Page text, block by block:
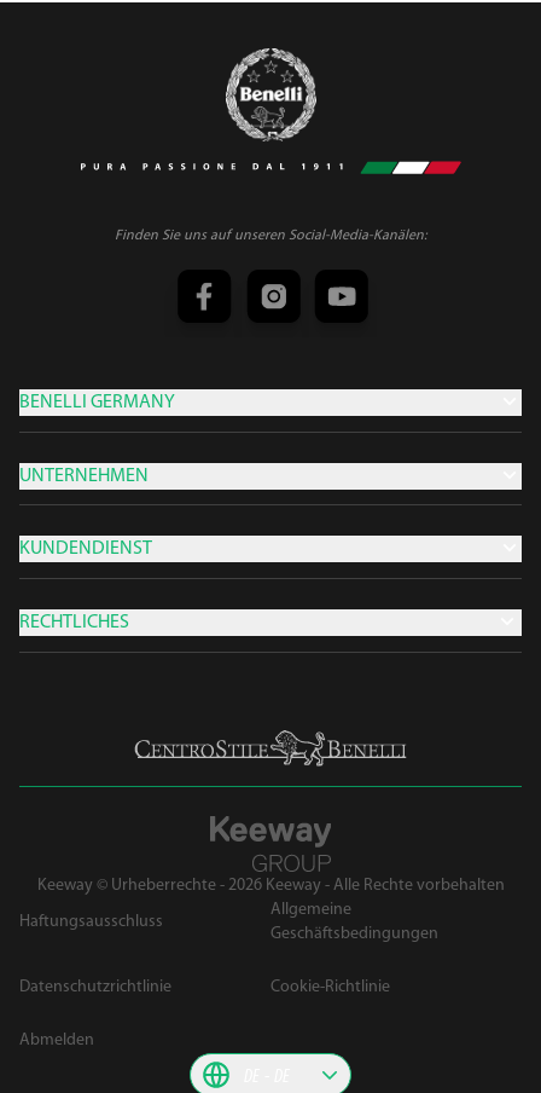
Finden Sie uns auf unseren Social-Media-Kanälen:
BENELLI GERMANY
UNTERNEHMEN
KUNDENDIENST
RECHTLICHES
Keeway © Urheberrechte - 2026 Keeway - Alle Rechte vorbehalten
Haftungsausschluss
Allgemeine
Geschäftsbedingungen
Datenschutzrichtlinie Cookie-Richtlinie
Abmelden